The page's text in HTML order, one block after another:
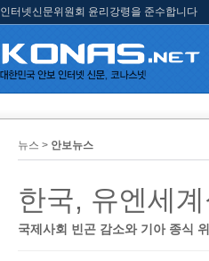
인터넷신문위원회 윤리강령을 준수합니다
뉴스 > 안보뉴스
한국, 유엔세
국제사회 빈곤 감소와 기아 종식